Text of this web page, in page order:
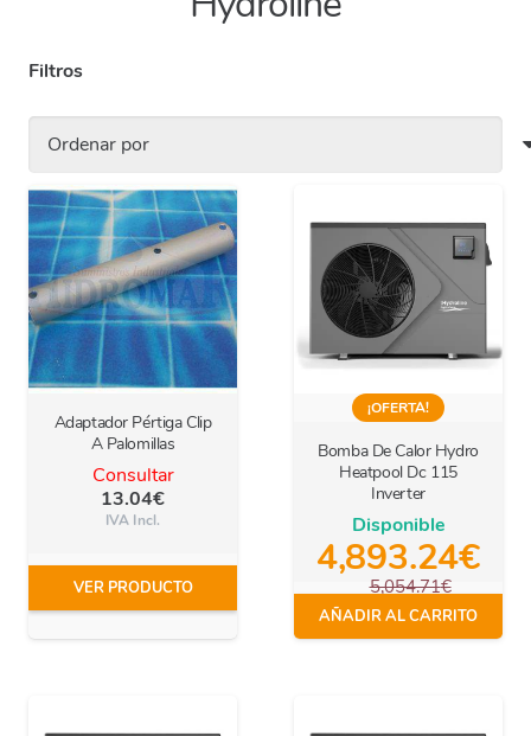
Filtros
Adaptador Pértiga Clip
A Palomillas
Consultar
13.04€
IVA Incl.
VER PRODUCTO
¡OFERTA!
Bomba De Calor Hydro
Heatpool Dc 115
Inverter
Disponible
4,893.24€
5,054.71€
IVA Incl.
AÑADIR AL CARRITO